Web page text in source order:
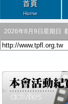
2026年8月9日星期日